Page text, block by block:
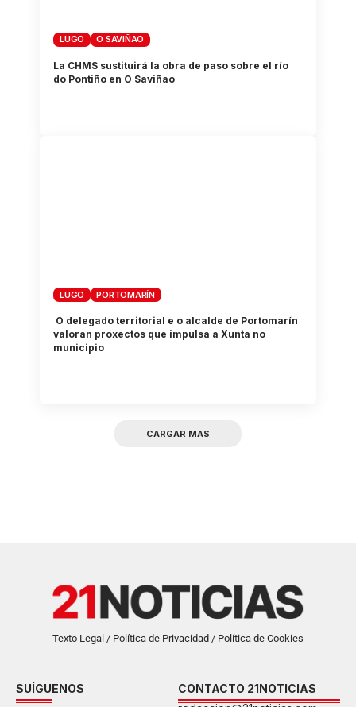
LUGO O SAVIÑAO
La CHMS sustituirá la obra de paso sobre el río
do Pontiño en O Saviñao
LUGO PORTOMARÍN
O delegado territorial e o alcalde de Portomarín
valoran proxectos que impulsa a Xunta no
municipio
CARGAR MAS
Texto Legal / Política de Privacidad / Política de Cookies
SUÍGUENOS
CONTACTO 21NOTICIAS